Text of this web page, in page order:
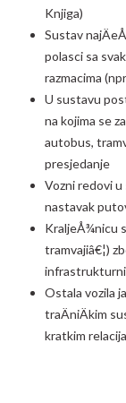
Knjiga)
Sustav
polasci sa
razmacima
U sustavu
na kojima se
autobus,
presjedanje
Vozni redovi
nastavak
KraljeÅ¾nicu
tramvajiâ€¦)
Ostala vozila
traÄniÄkim
kratkim